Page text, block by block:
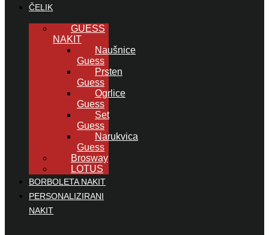
ČELIK
GUESS
NAKIT
Naušnice
Guess
Prsten
Guess
Ogrlice
Guess
Set
Guess
Narukvica
Guess
Brosway
LOTUS
BORBOLETA NAKIT
PERSONALIZIRANI
NAKIT